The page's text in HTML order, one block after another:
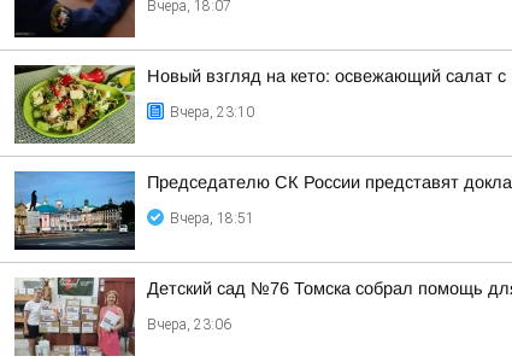
Вчера, 18:07
Новый взгляд на кето: освежающий салат
Вчера, 23:10
Председателю СК России представят
Вчера, 18:51
Детский сад №76 Томска собрал помощь
Вчера, 23:06